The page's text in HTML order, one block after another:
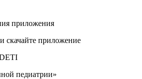
и скачайте приложение
педиатрии»